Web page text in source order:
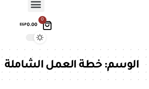
0
EGP0.00
الوسم:خطة العمل الشاملة